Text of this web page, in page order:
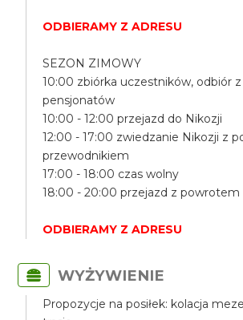
ODBIERAMY Z ADRESU
SEZON ZIMOWY
10:00 zbiórka uczestników, odbiór
pensjonatów
10:00 - 12:00 przejazd do Nikozji
12:00 - 17:00 zwiedzanie Nikozji z
przewodnikiem
17:00 - 18:00 czas wolny
18:00 - 20:00 przejazd z powrotem
ODBIERAMY Z ADRESU
WYŻYWIENIE
Propozycje na posiłek: kolacja